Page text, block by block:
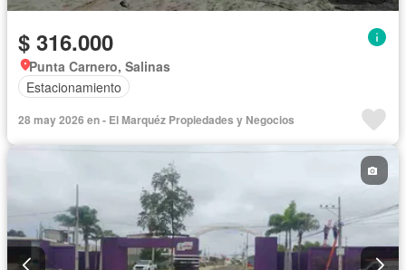
$ 316.000
Punta Carnero, Salinas
Estacionamiento
28 may 2026 en - El Marquéz Propiedades y Negocios